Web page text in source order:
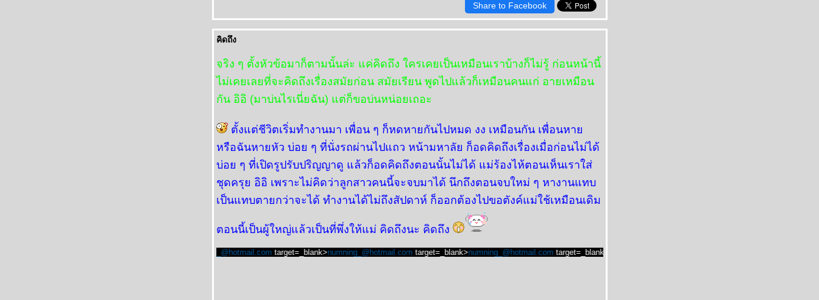
Share to Facebook
คิดถึง
จริง ๆ ตั้งหัวข้อมาก็ตามนั้นล่ะ แค่คิดถึง ใครเคยเป็นเหมือนเราบ้างก็ไม่รู้ ก่อนหน้านี้
ไม่เคยเลยที่จะคิดถึงเรื่องสมัยก่อน สมัยเรียน พูดไปแล้วก็เหมือนคนแก่ อายเหมือน
กัน อิอิ (มาบ่นไรเนี่ยฉัน) แต่ก็ขอบ่นหน่อยเถอะ
ตั้งแต่ชีวิตเริ่มทำงานมา เพื่อน ๆ ก็หดหายกันไปหมด งง เหมือนกัน เพื่อนหา
หรือฉันหายหัว บ่อย ๆ ที่นั่งรถผ่านไปแถว หน้ามหาลัย ก็อดคิดถึงเรื่องเมื่อก่อนไม่ได้
บ่อย ๆ ที่เปิดรูปรับปริญญาดู แล้วก็อดคิดถึงตอนนั้นไม่ได้ แม่ร้องไห้ตอนเห็นเราใส่
ชุดครุย อิอิ เพราะไม่คิดว่าลูกสาวคนนี้จะจบมาได้ นึกถึงตอนจบใหม่ ๆ หางานแทบ
เป็นแทบตายกว่าจะได้ ทำงานได้ไม่ถึงสัปดาห์ ก็ออกต้องไปขอตังค์แม่ใช้เหมือนเดิม
ตอนนี้เป็นผู้ใหญ่แล้วเป็นที่พึ่งให้แม่ คิดถึงนะ คิดถึง
numning_@hotmail.comtarget=_blank>numning_@hotmail.comtarget=_blank>numning_@hotmail.comtarget=_blank>numning_@hotmail.com